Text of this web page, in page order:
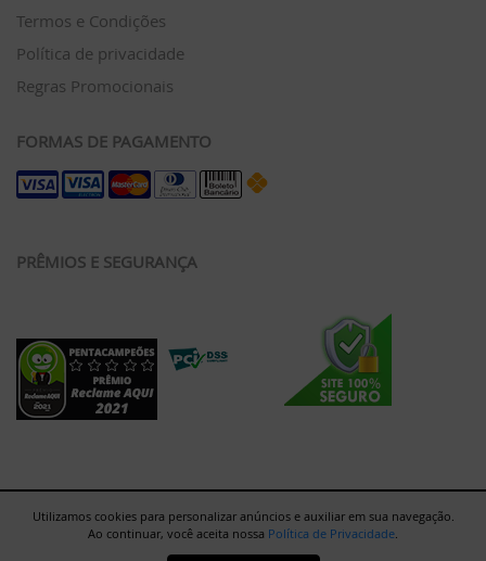
Termos e Condições
Política de privacidade
Regras Promocionais
FORMAS DE PAGAMENTO
PRÊMIOS E SEGURANÇA
Utilizamos cookies para personalizar anúncios e auxiliar em sua navegação.
Ao continuar, você aceita nossa Política de Privacidade.